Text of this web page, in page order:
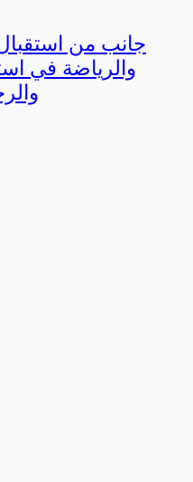
جانب من
والرياضة في